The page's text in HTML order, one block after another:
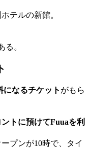
テルの新館。
る。
なるチケット がもら
トに預けてFuuaを利
プンが10時で、タイ